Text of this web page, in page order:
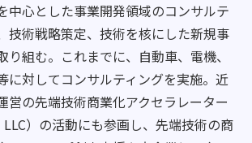
中心とした事業開発領域のコンサルテ
技術戦略策定、技術を核にした新規事
り組む。これまでに、自動車、電機、
に対してコンサルティングを実施。近
営の先端技術商業化アクセラレーター
LLC）の活動にも参画し、先端技術の商